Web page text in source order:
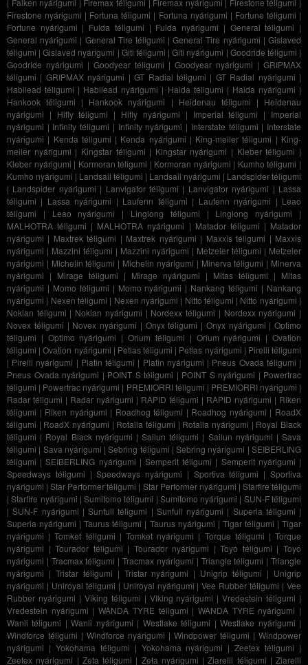
Firestone nyárigumi | Fortuna téligumi | Fortuna nyárigumi | Fortune téligumi |
Fortune nyárigumi | Fulda téligumi | Fulda nyárigumi | General téligumi |
General nyárigumi | General Tire téligumi |General Tire nyárigumi |Gislaved
téligumi |Gislaved nyárigumi | Giti téligumi |Giti nyárigumi | Goodride téligumi |
Goodride nyárigumi | Goodyear téligumi | Goodyear nyárigumi | GRIPMAX
téligumi | GRIPMAX nyárigumi |GT Radial téligumi | GT Radial nyárigumi |
Habilead téligumi | Habilead nyárigumi | Haida téligumi | Haida nyárigumi |
Hankook téligumi | Hankook nyárigumi | Heidenau téligumi | Heidenau
nyárigumi | Hifly téligumi | Hifly nyárigumi | Imperial téligumi | Imperial
nyárigumi | Infinity téligumi | Infinity nyárigumi | Interstate téligumi | Interstate
nyárigumi | Kenda téligumi | Kenda nyárigumi | King-meiler téligumi | King-
meiler nyárigumi | Kingstar téligumi | Kingstar nyárigumi | Kleber téligumi |
Kleber nyárigumi | Kormoran téligumi | Kormoran nyárigumi | Kumho téligumi |
Kumho nyárigumi | Landsail téligumi | Landsail nyárigumi | Landspider téligumi
| Landspider nyárigumi | Lanvigator téligumi | Lanvigator nyárigumi | Lassa
téligumi | Lassa nyárigumi | Laufenn téligumi | Laufenn nyárigumi | Leao
téligumi | Leao nyárigumi | Linglong téligumi | Linglong nyárigumi |
MALHOTRA téligumi | MALHOTRA nyárigumi | Matador téligumi | Matador
nyárigumi | Maxtrek téligumi | Maxtrek nyárigumi | Maxxis téligumi | Maxxis
nyárigumi | Mazzini téligumi | Mazzini nyárigumi | Metzeler téligumi | Metzeler
nyárigumi | Michelin téligumi | Michelin nyárigumi | Minerva téligumi | Minerva
nyárigumi | Mirage téligumi | Mirage nyárigumi | Mitas téligumi | Mitas
nyárigumi | Momo téligumi | Momo nyárigumi | Nankang téligumi | Nankang
nyárigumi | Nexen téligumi | Nexen nyárigumi | Nitto téligumi | Nitto nyárigumi |
Nokian téligumi | Nokian nyárigumi | Nordexx téligumi | Nordexx nyárigumi |
Novex téligumi | Novex nyárigumi | Onyx téligumi | Onyx nyárigumi | Optimo
téligumi | Optimo nyárigumi |Orium téligumi | Orium nyárigumi |Ovation
téligumi |Ovation nyárigumi | Petlas téligumi | Petlas nyárigumi | Pirelli téligumi
| Pirelli nyárigumi | Platin téligumi | Platin nyárigumi | Pneus Ovada téligumi |
Pneus Ovada nyárigumi | POINT S téligumi | POINT S nyárigumi | Powertrac
téligumi | Powertrac nyárigumi | PREMIORRI téligumi | PREMIORRI nyárigumi |
Radar téligumi | Radar nyárigumi | RAPID téligumi | RAPID nyárigumi | Riken
téligumi | Riken nyárigumi | Roadhog téligumi | Roadhog nyárigumi | RoadX
téligumi | RoadX nyárigumi | Rotalla téligumi | Rotalla nyárigumi | Royal Black
téligumi | Royal Black nyárigumi |Sailun téligumi | Sailun nyárigumi |Sava
téligumi | Sava nyárigumi |Sebring téligumi |Sebring nyárigumi |SEIBERLING
téligumi |SEIBERLING nyárigumi |Semperit téligumi | Semperit nyárigumi |
Speedways téligumi |Speedways nyárigumi | Sportiva téligumi |Sportiva
nyárigumi |Star Performer téligumi | Star Performer nyárigumi | Starfire téligumi
|Starfire nyárigumi |Sumitomo téligumi | Sumitomo nyárigumi | SUN-F téligumi
|SUN-F nyárigumi | Sunfull téligumi | Sunfull nyárigumi | Superia téligumi |
Superia nyárigumi |Taurus téligumi | Taurus nyárigumi | Tigar téligumi |Tigar
nyárigumi |Tomket téligumi | Tomket nyárigumi | Torque téligumi |Torque
nyárigumi |Tourador téligumi | Tourador nyárigumi |Toyo téligumi |Toyo
nyárigumi | Tracmax téligumi |Tracmax nyárigumi | Triangle téligumi |Triangle
nyárigumi | Tristar téligumi | Tristar nyárigumi | Unigrip téligumi | Unigrip
nyárigumi | Uniroyal téligumi | Uniroyal nyárigumi |Vee Rubber téligumi |Vee
Rubber nyárigumi | Viking téligumi | Viking nyárigumi |Vredestein téligumi |
Vredestein nyárigumi |WANDA TYRE téligumi | WANDA TYRE nyárigumi |
Wanli téligumi |Wanli nyárigumi | Westlake téligumi |Westlake nyárigumi |
Windforce téligumi | Windforce nyárigumi | Windpower téligumi | Windpower
nyárigumi | Yokohama téligumi | Yokohama nyárigumi |Zeetex téligumi |
Zeetex nyárigumi | Zeta téligumi | Zeta nyárigumi |Ziarelli téligumi | Ziarelli